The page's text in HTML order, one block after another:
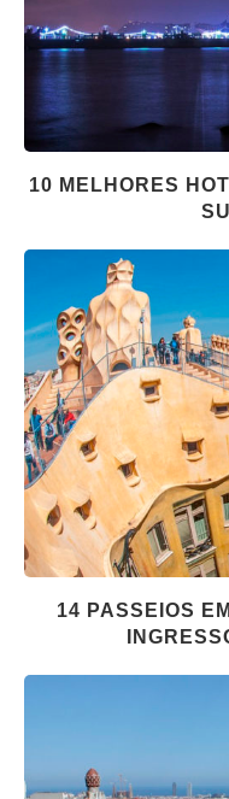
10 MELHORES
14 PASSEIOS